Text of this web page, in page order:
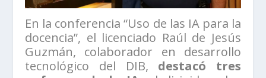
En la conferencia “Uso de las IA para la
docencia”, el licenciado Raúl de Jesús
Guzmán, colaborador en desarrollo
tecnológico del DIB, destacó tres